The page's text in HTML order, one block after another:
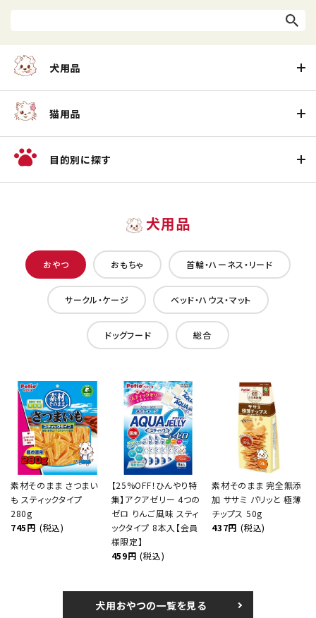
犬用品
猫用品
目的別に探す
犬用品
おやつ おもちゃ 首輪・ハーネス・リード
サークル・ケージ ベッド・ハウス・マット
ドッグフード 総合
素材そのまま さつまい
も スティックタイプ
280g
745円 (税込)
【25%OFF！ひんやり特
集】アクアゼリー 4つの
ゼロ りんご風味 スティ
ックタイプ 8本入【会員
様限定】
459円 (税込)
素材そのまま 完全無添
加 ササミ パリッと 極薄
チップス 50g
437円 (税込)
犬用おやつの一覧を見る